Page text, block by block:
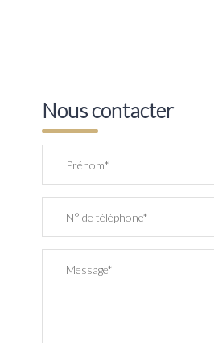
Nous contacter
Prénom*
N° de téléphone*
Message*